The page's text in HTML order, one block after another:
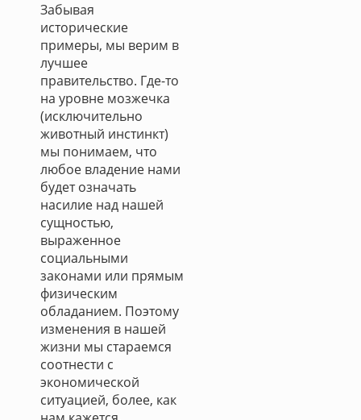
Забывая
исторические
примеры, мы верим в
лучшее
правительство. Где-то
на уровне мозжечка
(исключительно
животный инстинкт)
мы понимаем, что
любое владение нами
будет означать
насилие над нашей
сущностью,
выраженное
социальными
законами или прямым
физическим
обладанием. Поэтому
изменения в нашей
жизни мы стараемся
соотнести с
экономической
ситуацией, более, как